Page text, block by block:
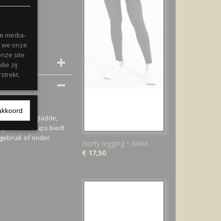
voor een gladde,
cups biedt
of onder
Norfy legging • Black
€ 17,50
media-
onze
site
zij